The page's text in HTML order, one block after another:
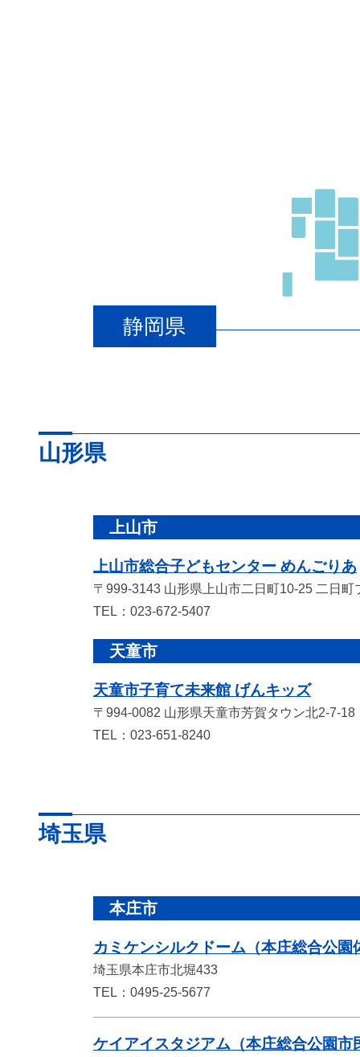
静岡県
山形県
上山市
上山市総合子どもセンター めんごりあ
〒999-3143 山形県上山市二日町10-25 二日町
TEL：023-672-5407
天童市
天童市子育て未来館 げんキッズ
〒994-0082 山形県天童市芳賀タウン北2-7-18
TEL：023-651-8240
埼玉県
本庄市
カミケンシルクドーム（本庄総合公園
埼玉県本庄市北堀433
TEL：0495-25-5677
ケイアイスタジアム（本庄総合公園市